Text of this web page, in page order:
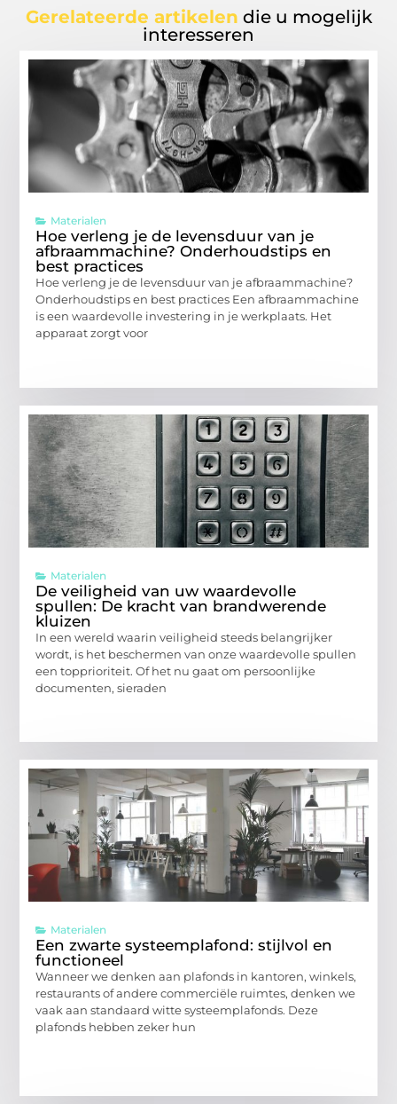
Gerelateerde artikelen die u mogelijk
interesseren
Materialen
Hoe verleng je de levensduur van je
afbraammachine? Onderhoudstips en
best practices
Hoe verleng je de levensduur van je afbraammachine?
Onderhoudstips en best practices Een afbraammachine
is een waardevolle investering in je werkplaats. Het
apparaat zorgt voor
Materialen
De veiligheid van uw waardevolle
spullen: De kracht van brandwerende
kluizen
In een wereld waarin veiligheid steeds belangrijker
wordt, is het beschermen van onze waardevolle spullen
een topprioriteit. Of het nu gaat om persoonlijke
documenten, sieraden
Materialen
Een zwarte systeemplafond: stijlvol en
functioneel
Wanneer we denken aan plafonds in kantoren, winkels,
restaurants of andere commerciële ruimtes, denken we
vaak aan standaard witte systeemplafonds. Deze
plafonds hebben zeker hun